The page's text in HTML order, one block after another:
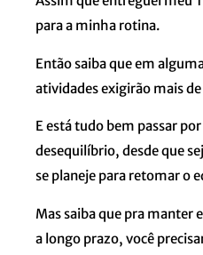
para a minha rotina.
Então saiba que em
atividades exigirão mais de
E está tudo bem passar
desequilíbrio, desde que
se planeje para retomar o
Mas saiba que pra manter
a longo prazo, você